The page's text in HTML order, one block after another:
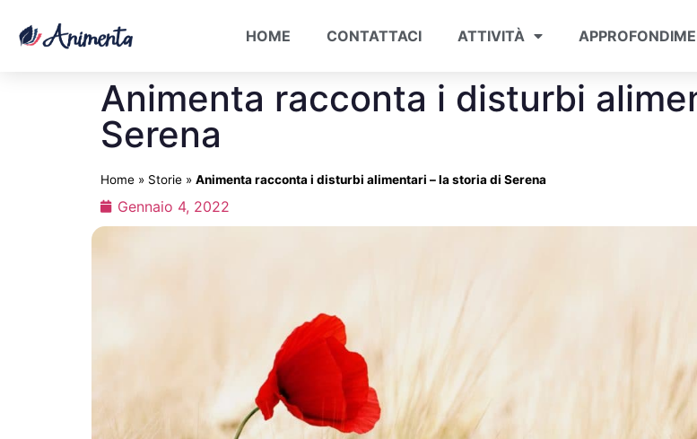
HOME CONTATTACI ATTIVITÀ
Animenta racconta i disturbi
Serena
Home » Storie » Animenta racconta i disturbi alimentari – la storia di Serena
Gennaio 4, 2022